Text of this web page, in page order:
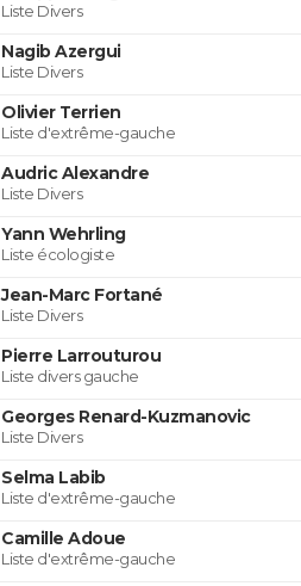
Liste Divers
Nagib Azergui
Liste Divers
Olivier Terrien
Liste d'extrême-gauche
Audric Alexandre
Liste Divers
Yann Wehrling
Liste écologiste
Jean-Marc Fortané
Liste Divers
Pierre Larrouturou
Liste divers gauche
Georges Renard-Kuzmanovic
Liste Divers
Selma Labib
Liste d'extrême-gauche
Camille Adoue
Liste d'extrême-gauche